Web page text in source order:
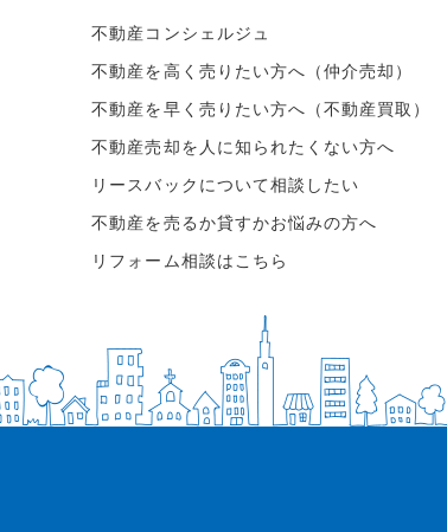
不動産コンシェルジュ
不動産を高く売りたい方へ（仲介売却）
不動産を早く売りたい方へ（不動産買取）
不動産売却を人に知られたくない方へ
リースバックについて相談したい
不動産を売るか貸すかお悩みの方へ
リフォーム相談はこちら